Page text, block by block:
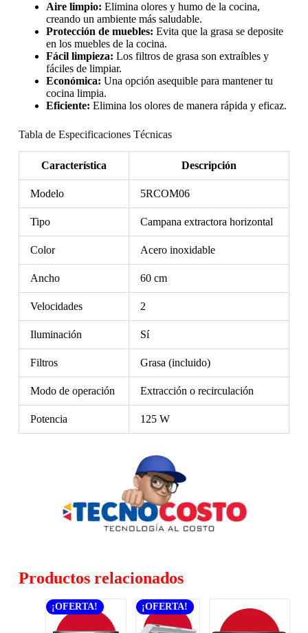
Aire limpio: Elimina olores y humo de la cocina,
creando un ambiente más saludable.
Protección de muebles: Evita que la grasa se deposite
en los muebles de la cocina.
Fácil limpieza: Los filtros de grasa son extraíbles y
fáciles de limpiar.
Económica: Una opción asequible para mantener tu
cocina limpia.
Eficiente: Elimina los olores de manera rápida y eficaz.
Tabla de Especificaciones Técnicas
Característica Descripción
Modelo 5RCOM06
Tipo Campana extractora horizontal
Color Acero inoxidable
Ancho 60 cm
Velocidades 2
Iluminación Sí
Filtros Grasa (incluido)
Modo de operación Extracción o recirculación
Potencia 125 W
Productos relacionados
¡OFERTA! ¡OFERTA!